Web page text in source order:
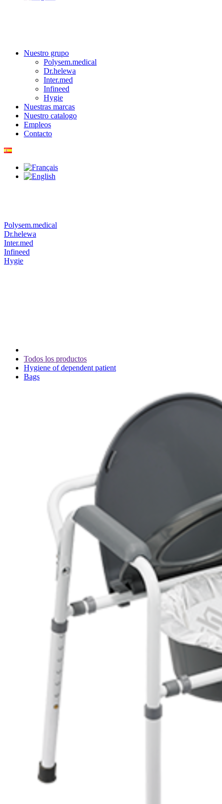
Nuestro grupo
Polysem.medical
Dr.helewa
Inter.med
Infineed
Hygie
Nuestras marcas
Nuestro catalogo
Empleos
Contacto
Polysem.medical
Dr.helewa
Inter.med
Infineed
Hygie
Todos los productos
Hygiene of dependent patient
Bags